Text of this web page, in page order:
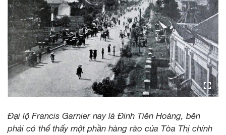
Đại lộ Francis Garnier nay là Đinh Tiên Hoàng, bên
phải có thể thấy một phần hàng rào của Tòa Thị chính